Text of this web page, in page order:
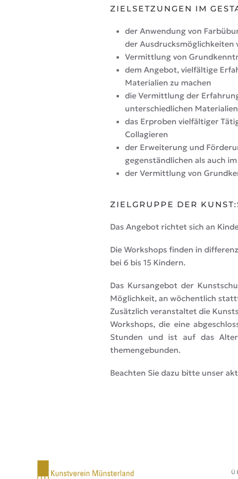
ZIELSETZUNGEN IM
der Anwendung von
der Ausdrucksmöglichkeiten
Vermittlung von
dem Angebot, vielfältige
Materialien zu machen
die Vermittlung der
unterschiedlichen
das Erproben vielfältiger
Collagieren
der Erweiterung und
gegenständlichen als auch
der Vermittlung von
ZIELGRUPPE DER
Das Angebot richtet sich an
Die Workshops finden in
bei 6 bis 15 Kindern.
Das Kursangebot der
Möglichkeit, an wöchentlich
Zusätzlich veranstaltet die
Workshops, die eine
Stunden und ist auf das
themengebunden.
Beachten Sie dazu bitte unser